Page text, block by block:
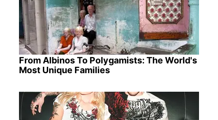
From Albinos To Polygamists: The World's
Most Unique Families